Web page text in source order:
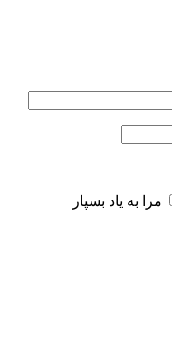
مرا به یاد بسپار